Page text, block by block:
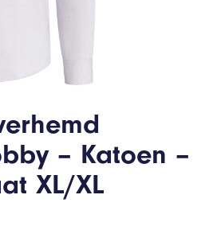
– Katoen –
XL/XL